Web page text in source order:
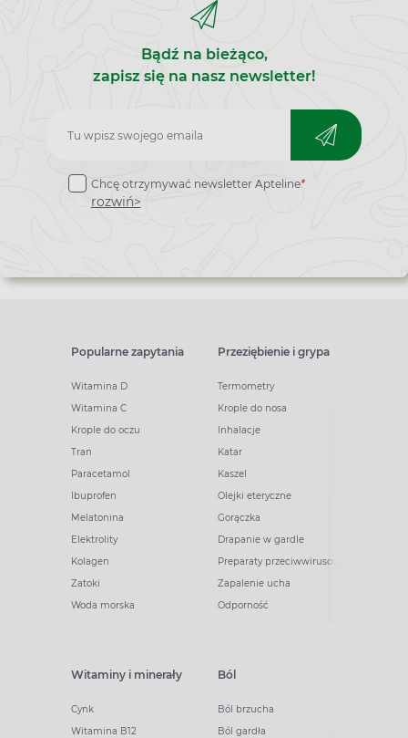
Bądź na bieżąco,
zapisz się na nasz newsletter!
Zapisz
do
newslettera
Chcę otrzymywać newsletter Apteline*
rozwiń>
Popularne zapytania
Witamina D
Witamina C
Krople do oczu
Tran
Paracetamol
Ibuprofen
Melatonina
Elektrolity
Kolagen
Zatoki
Woda morska
Przeziębienie i grypa
Termometry
Krople do nosa
Inhalacje
Katar
Kaszel
Olejki eteryczne
Gorączka
Drapanie w gardle
Preparaty przeciwwirusowe
Zapalenie ucha
Odporność
Witaminy i minerały
Cynk
Witamina B12
Ból
Ból brzucha
Ból gardła